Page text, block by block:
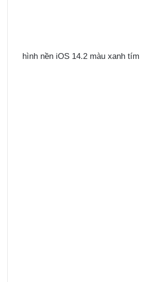
hình nền iOS 14.2 màu xanh tím